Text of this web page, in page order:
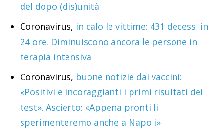
del dopo (dis)unità
Coronavirus, in calo le vittime: 431 decessi in
24 ore. Diminuiscono ancora le persone in
terapia intensiva
Coronavirus, buone notizie dai vaccini:
«Positivi e incoraggianti i primi risultati dei
test». Ascierto: «Appena pronti li
sperimenteremo anche a Napoli»